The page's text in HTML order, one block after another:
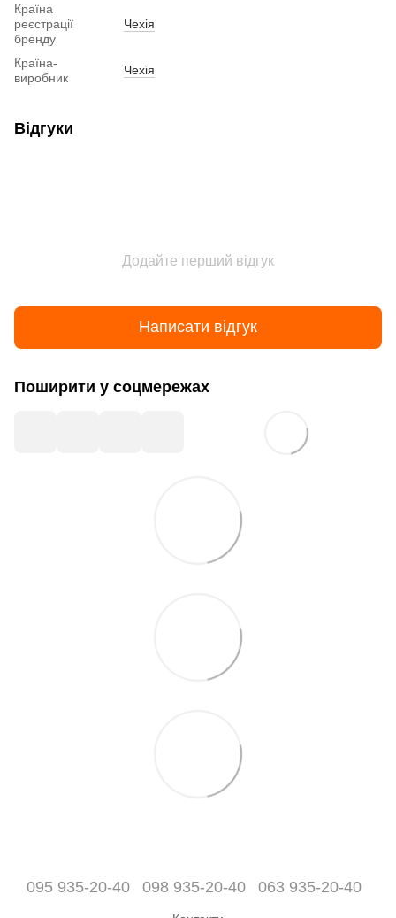
Країна
реєстрації
бренду
Чехія
Країна-
виробник
Чехія
Відгуки
Додайте перший відгук
Написати відгук
Поширити у соцмережах
095 935-20-40 098 935-20-40 063 935-20-40